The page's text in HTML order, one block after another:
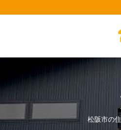
松阪市の